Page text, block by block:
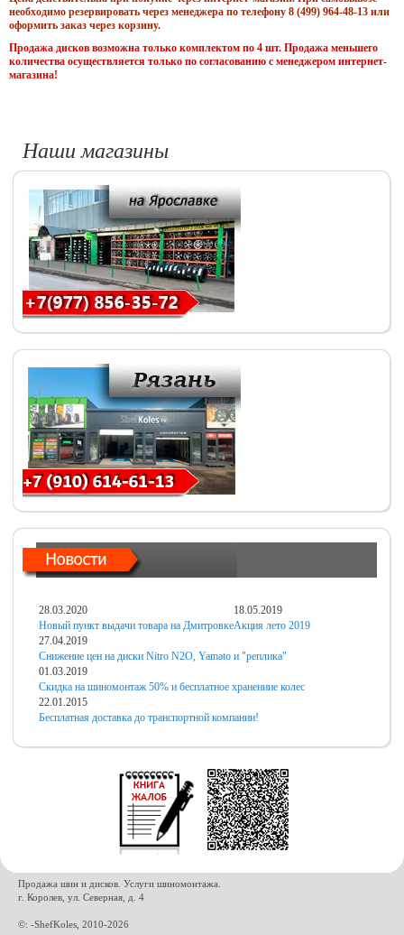
необходимо резервировать через менеджера по телефону 8 (499) 964-48-13 или
оформить заказ через корзину.
Продажа дисков возможна только комплектом по 4 шт. Продажа меньшего
количества осуществляется только по согласованию с менеджером интернет-
магазина!
Наши магазины
28.03.2020
Новый пункт выдачи товара на Дмитровке
18.05.2019
Акция лето 2019
27.04.2019
Снижение цен на диски Nitro N2O, Yamato и "реплика"
01.03.2019
Скидка на шиномонтаж 50% и бесплатное хранениие колес
22.01.2015
Бесплатная доставка до транспортной компании!
Продажа шин и дисков. Услуги шиномонтажа.
г. Королев, ул. Северная, д. 4
©: -ShefKoles, 2010-2026